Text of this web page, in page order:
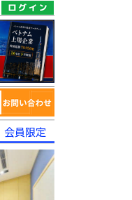
会員限定